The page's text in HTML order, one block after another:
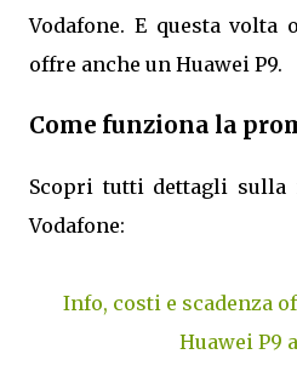
Vodafone. E questa
offre anche un Huawei P9.
Come funziona la
Scopri tutti dettagli sulla
Vodafone:
Info, costi e scadenza
Huawei P9